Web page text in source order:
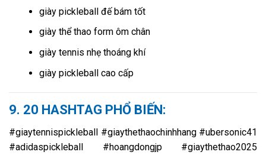
giày pickleball đế bám tốt
giày thể thao form ôm chân
giày tennis nhẹ thoáng khí
giày pickleball cao cấp
9. 20 HASHTAG PHỔ BIẾN:
#giaytennispickleball #giaythethaochinhhang #ubersonic41
#adidaspickleball #hoangdongjp #giaythethao2025